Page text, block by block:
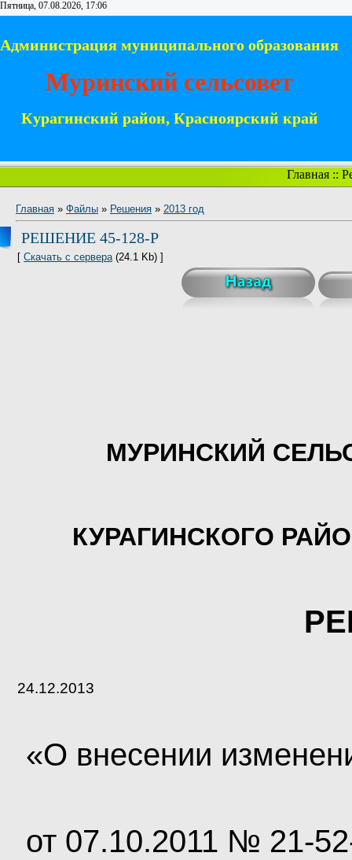
Пятница, 07.08.2026, 17:06
Администрация муниципального образования
Муринский сельсовет
Курагинский район, Красноярский край
Главная::
Главная » Файлы » Решения » 2013 год
РЕШЕНИЕ 45-128-Р
[ Скачать с сервера(24.1 Kb) ]
МУРИНСКИЙ
КУРАГИНСКОГО
24.12.2013
«О внесении
от 07.10.2011 № 21-